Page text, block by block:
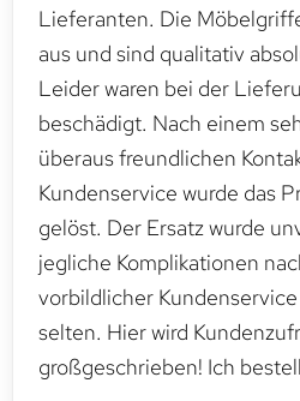
Lieferanten. Die
aus und sind qualitativ
Leider waren bei der
beschädigt. Nach einem
überaus freundlichen
Kundenservice wurde das
gelöst. Der Ersatz wurde
jegliche Komplikationen
vorbildlicher
selten. Hier wird
großgeschrieben! Ich